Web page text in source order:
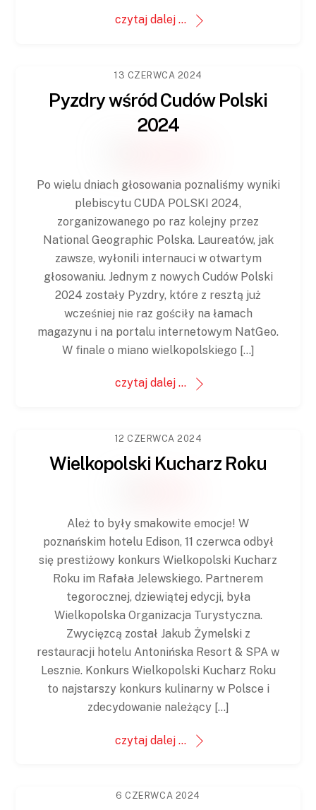
czytaj dalej ...
13 CZERWCA 2024
Pyzdry wśród Cudów Polski
2024
Po wielu dniach głosowania poznaliśmy wyniki
plebiscytu CUDA POLSKI 2024,
zorganizowanego po raz kolejny przez
National Geographic Polska. Laureatów, jak
zawsze, wyłonili internauci w otwartym
głosowaniu. Jednym z nowych Cudów Polski
2024 zostały Pyzdry, które z resztą już
wcześniej nie raz gościły na łamach
magazynu i na portalu internetowym NatGeo.
W finale o miano wielkopolskiego […]
czytaj dalej ...
12 CZERWCA 2024
Wielkopolski Kucharz Roku
Ależ to były smakowite emocje! W
poznańskim hotelu Edison, 11 czerwca odbył
się prestiżowy konkurs Wielkopolski Kucharz
Roku im Rafała Jelewskiego. Partnerem
tegorocznej, dziewiątej edycji, była
Wielkopolska Organizacja Turystyczna.
Zwycięzcą został Jakub Żymelski z
restauracji hotelu Antonińska Resort & SPA w
Lesznie. Konkurs Wielkopolski Kucharz Roku
to najstarszy konkurs kulinarny w Polsce i
zdecydowanie należący […]
czytaj dalej ...
6 CZERWCA 2024